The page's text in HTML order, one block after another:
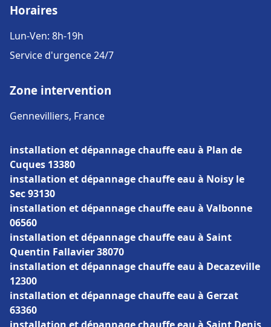
Horaires
Lun-Ven: 8h-19h
Service d'urgence 24/7
Zone intervention
Gennevilliers, France
installation et dépannage chauffe eau à Plan de
Cuques 13380
installation et dépannage chauffe eau à Noisy le
Sec 93130
installation et dépannage chauffe eau à Valbonne
06560
installation et dépannage chauffe eau à Saint
Quentin Fallavier 38070
installation et dépannage chauffe eau à Decazeville
12300
installation et dépannage chauffe eau à Gerzat
63360